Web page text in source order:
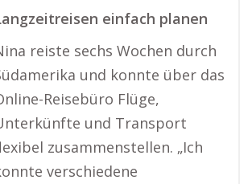
einfach planen
reiste sechs Wochen durch
und konnte über das
Reisebüro Flüge,
und Transport
zusammenstellen. „Ich
verschiedene